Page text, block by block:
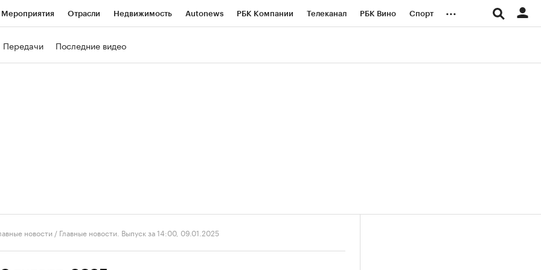
Мероприятия Отрасли Недвижимость Autonews РБК Компании Телеканал РБК Вино Спорт ...
Передачи Последние видео
новости / Главные новости. Выпуск за 14:00, 09.01.2025